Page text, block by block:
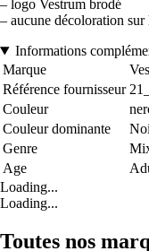
– logo Vestrum brodé
– aucune décoloration sur
Informations
Marque
Référence fournisseur
Couleur
Couleur dominante
Genre
Age
Loading...
Loading...
Toutes nos